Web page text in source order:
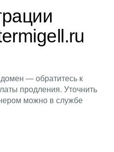
— обратитесь к
продления. Уточнить
можно в службе